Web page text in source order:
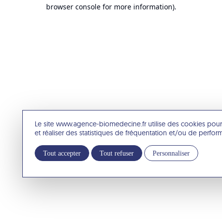
Le site www.agence-biomedecine.fr utilise des cookies
et réaliser des statistiques de fréquentation et/ou de
Tout accepter Tout refuser Personnaliser
browser console for more information).